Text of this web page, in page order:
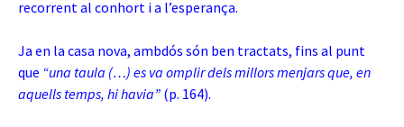
recorrent al conhort i a l’esperança.
Ja en la casa nova, ambdós són ben tractats, fins al punt
que “una taula (…) es va omplir dels millors menjars que, en
aquells temps, hi havia” (p. 164).